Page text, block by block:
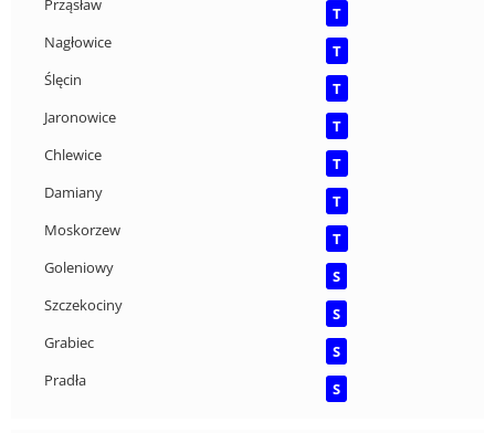
Prząsław
T
Nagłowice
T
Ślęcin
T
Jaronowice
T
Chlewice
T
Damiany
T
Moskorzew
T
Goleniowy
S
Szczekociny
S
Grabiec
S
Pradła
S